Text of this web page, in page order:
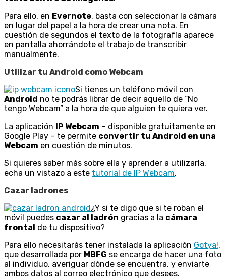
Para ello, en Evernote, basta con seleccionar la cámara
en lugar del papel a la hora de crear una nota. En
cuestión de segundos el texto de la fotografía aparece
en pantalla ahorrándote el trabajo de transcribir
manualmente.
Utilizar tu Android como Webcam
Si tienes un teléfono móvil con
Android no te podrás librar de decir aquello de “No
tengo Webcam” a la hora de que alguien te quiera ver.
La aplicación IP Webcam – disponible gratuitamente en
Google Play – te permite convertir tu Android en una
Webcam en cuestión de minutos.
Si quieres saber más sobre ella y aprender a utilizarla,
echa un vistazo a este tutorial de IP Webcam.
Cazar ladrones
¿Y si te digo que si te roban el
móvil puedes cazar al ladrón gracias a la cámara
frontal de tu dispositivo?
Para ello necesitarás tener instalada la aplicación Gotya!,
que desarrollada por MBFG se encarga de hacer una foto
al individuo, averiguar dónde se encuentra, y enviarte
ambos datos al correo electrónico que desees.